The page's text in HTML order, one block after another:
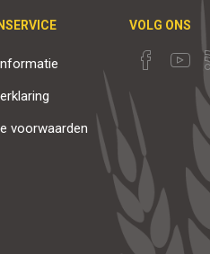
voorwaarden
VOLG ONS